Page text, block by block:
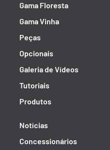
Gama Floresta
Gama Vinha
Peças
Opcionais
Galeria de Vídeos
Tutoriais
Produtos
Notícias
Concessionários